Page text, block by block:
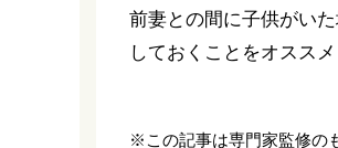
前妻との間に子供がい
しておくことをオススメ
※この記事は専門家監修の